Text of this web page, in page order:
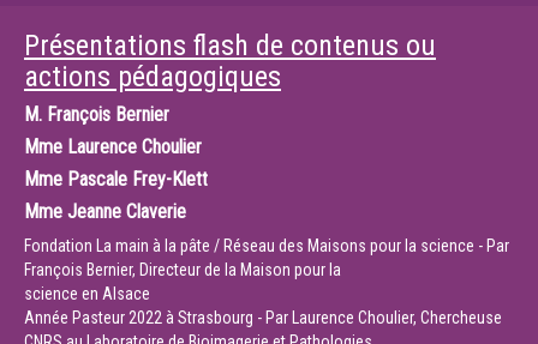
Présentations flash de contenus ou
actions pédagogiques
M. François Bernier
Mme Laurence Choulier
Mme Pascale Frey-Klett
Mme Jeanne Claverie
Fondation La main à la pâte / Réseau des Maisons pour la science - Par
François Bernier, Directeur de la Maison pour la
science en Alsace
Année Pasteur 2022 à Strasbourg - Par Laurence Choulier, Chercheuse